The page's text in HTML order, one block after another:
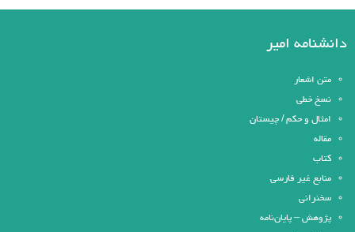
دانشنامه امیر
متن اشعار
نسخ خطی
امثال و حکم / چیستان
مقاله
کتاب
منابع غیر فارسی
سخنرانی
پژوهش – پایان‌نامه